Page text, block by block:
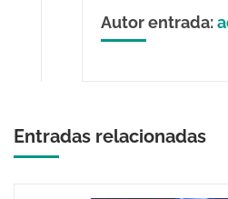
Autor entrada:
Entradas relacionadas